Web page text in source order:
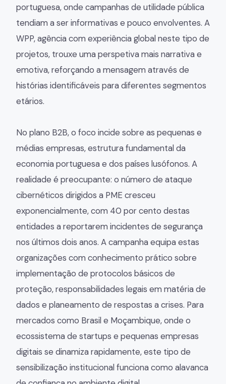
portuguesa, onde campanhas de utilidade pública
tendiam a ser informativas e pouco envolventes. A
WPP, agência com experiência global neste tipo de
projetos, trouxe uma perspetiva mais narrativa e
emotiva, reforçando a mensagem através de
histórias identificáveis para diferentes segmentos
etários.
No plano B2B, o foco incide sobre as pequenas e
médias empresas, estrutura fundamental da
economia portuguesa e dos países lusófonos. A
realidade é preocupante: o número de ataque
cibernéticos dirigidos a PME cresceu
exponencialmente, com 40 por cento destas
entidades a reportarem incidentes de segurança
nos últimos dois anos. A campanha equipa estas
organizações com conhecimento prático sobre
implementação de protocolos básicos de
proteção, responsabilidades legais em matéria de
dados e planeamento de respostas a crises. Para
mercados como Brasil e Moçambique, onde o
ecossistema de startups e pequenas empresas
digitais se dinamiza rapidamente, este tipo de
sensibilização institucional funciona como alavanca